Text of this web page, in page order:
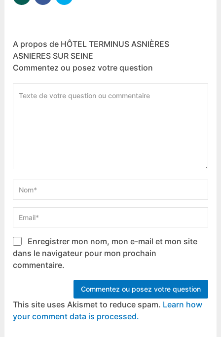
A propos de HÔTEL TERMINUS ASNIÈRES
ASNIERES SUR SEINE
Commentez ou posez votre question
Enregistrer mon nom, mon e-mail et mon site
dans le navigateur pour mon prochain
commentaire.
This site uses Akismet to reduce spam. Learn how
your comment data is processed.